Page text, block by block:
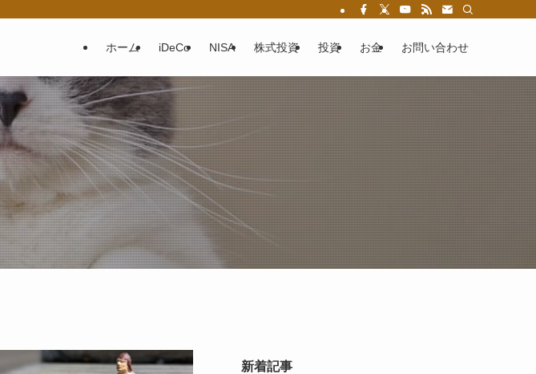
ホーム iDeCo NISA 株式投資 投資 お金 お問い合わせ
新着記事